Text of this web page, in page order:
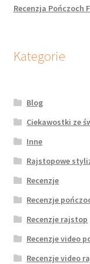
Recenzja Pończoch
Kategorie
Blog
Ciekawostki ze
Inne
Rajstopowe
Recenzje
Recenzje
Recenzje rajstop
Recenzje video
Recenzje video